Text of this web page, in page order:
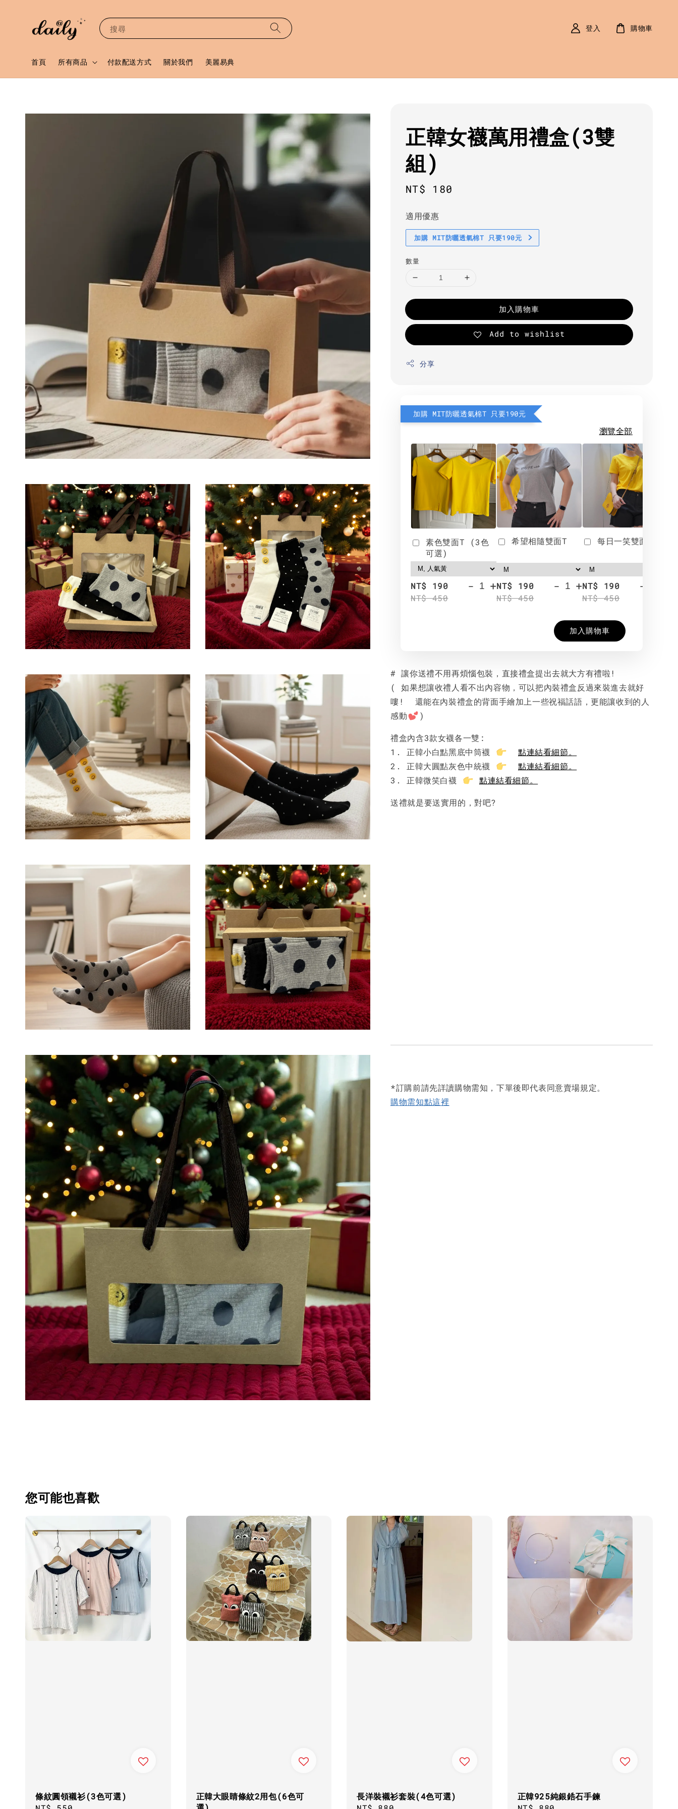
搜尋
首頁 所有商品 付款配送方式 關於我們 美麗易典
登入 購物車
正韓女襪萬用禮盒(3雙
組)
Regular
NT$ 180
適用優惠
加購 MIT防曬透氣棉T 只要190元
數量
加入購物車
Add to wishlist
分享
加購 MIT防曬透氣棉T 只要190元
瀏覽全部
素色雙面T (3色
可選)
NT$ 190
NT$ 450
- +
希望相隨雙面T
NT$ 190
NT$ 450
- +
每日一笑雙面T
NT$ 190
NT$ 450
-
加入購物車
# 讓你送禮不用再煩惱包裝，直接禮盒提出去就大方有禮啦!
( 如果想讓收禮人看不出內容物，可以把內裝禮盒反過來裝進去就好
嘍! 還能在內裝禮盒的背面手繪加上一些祝福話語，更能讓收到的人
感動
)
禮盒內含3款女襪各一雙:
1. 正韓小白點黑底中筒襪
點連結看細節。
2. 正韓大圓點灰色中統襪
點連結看細節。
3. 正韓微笑白襪
點連結看細節。
送禮就是要送實用的，對吧?
*訂購前請先詳讀購物需知，下單後即代表同意賣場規定。
購物需知點這裡
您可能也喜歡
條紋圓領襯衫(3色可選)
正韓大眼睛條紋2用包(6色可
長洋裝襯衫套裝(4色可選)
正韓925純銀鋯石手鍊